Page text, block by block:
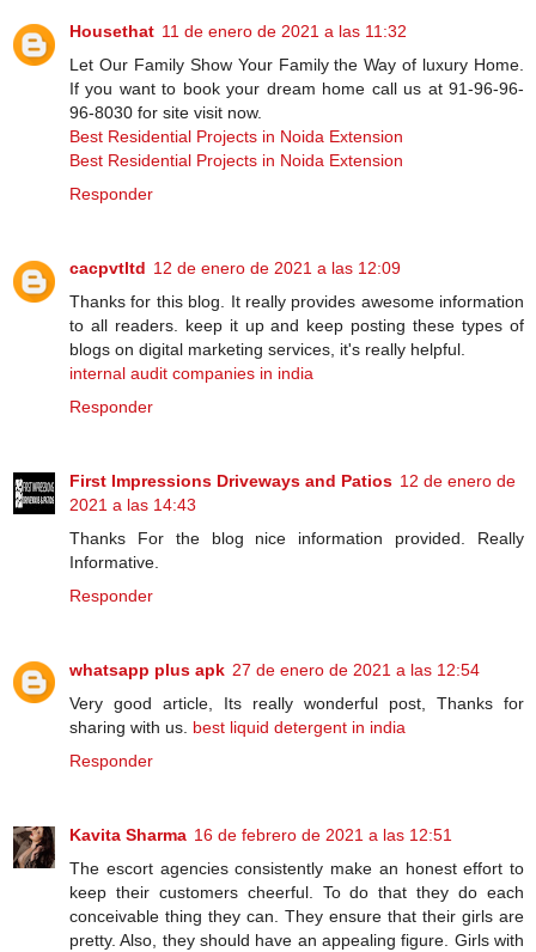
Housethat 11 de enero de 2021 a las 11:32
Let Our Family Show Your Family the Way of luxury Home.
If you want to book your dream home call us at 91-96-96-
96-8030 for site visit now.
Best Residential Projects in Noida Extension
Best Residential Projects in Noida Extension
Responder
cacpvtltd 12 de enero de 2021 a las 12:09
Thanks for this blog. It really provides awesome information
to all readers. keep it up and keep posting these types of
blogs on digital marketing services, it's really helpful.
internal audit companies in india
Responder
First Impressions Driveways and Patios 12 de enero de
2021 a las 14:43
Thanks For the blog nice information provided. Really
Informative.
Responder
whatsapp plus apk 27 de enero de 2021 a las 12:54
Very good article, Its really wonderful post, Thanks for
sharing with us. best liquid detergent in india
Responder
Kavita Sharma 16 de febrero de 2021 a las 12:51
The escort agencies consistently make an honest effort to
keep their customers cheerful. To do that they do each
conceivable thing they can. They ensure that their girls are
pretty. Also, they should have an appealing figure. Girls with